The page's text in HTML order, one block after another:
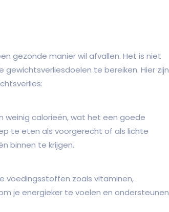
gezonde manier wil afvallen. Het is niet
te bereiken. Hier zijn
weinig calorieën, wat het een goede
te eten als voorgerecht of als lichte
binnen te krijgen.
voedingsstoffen zoals vitaminen,
je energieker te voelen en ondersteunen